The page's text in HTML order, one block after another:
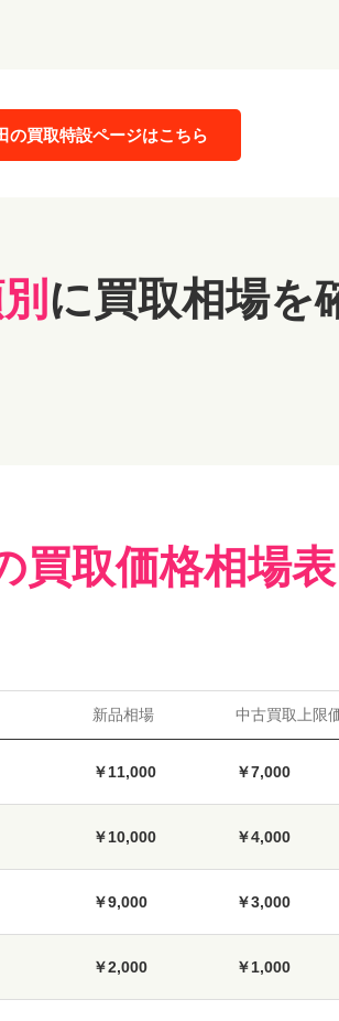
の買取特設ページはこちら
に買取相場を
買取価格相場表
新品相場 中古買取上限
￥11,000 ￥7,000
￥10,000 ￥4,000
￥9,000 ￥3,000
￥2,000 ￥1,000